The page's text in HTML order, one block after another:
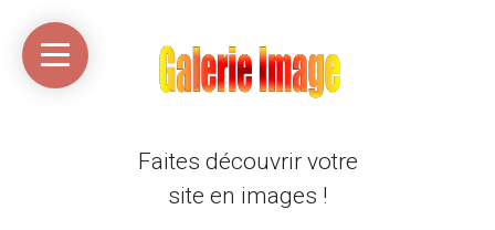
Accueil
Média
libre
Linkinaz
Katomi
compte
Twitter
@Ortegeek
compte
Flickr
Faites découvrir votre
site en images !